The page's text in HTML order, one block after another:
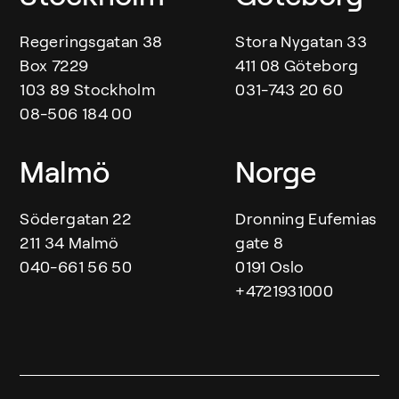
Regeringsgatan 38
Box 7229
103 89 Stockholm
08-506 184 00
Stora Nygatan 33
411 08 Göteborg
031-743 20 60
Malmö
Södergatan 22
211 34 Malmö
040-661 56 50
Norge
Dronning Eufemias
gate 8
0191 Oslo
+4721931000